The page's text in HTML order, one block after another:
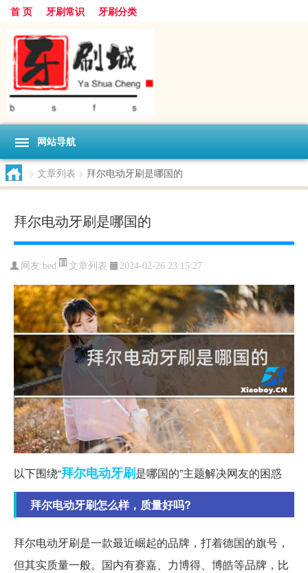
首 页 牙刷常识 牙刷分类
网站导航
> 文章列表 > 拜尔电动牙刷是哪国的
拜尔电动牙刷是哪国的
网友:bed 文章列表 2024-02-26 23:15:27
以下围绕“拜尔电动牙刷是哪国的”主题解决网友的困惑
拜尔电动牙刷怎么样，质量好吗?
拜尔电动牙刷是一款最近崛起的品牌，打着德国的旗号，
但其实质量一般。国内有赛嘉、力博得、博皓等品牌，比